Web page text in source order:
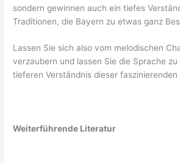
sondern gewinnen auch ein tiefes
Traditionen, die Bayern zu etwas ganz
Lassen Sie sich also vom melodischen
verzaubern und lassen Sie die Sprache
tieferen Verständnis dieser faszinierenden
Weiterführende Literatur